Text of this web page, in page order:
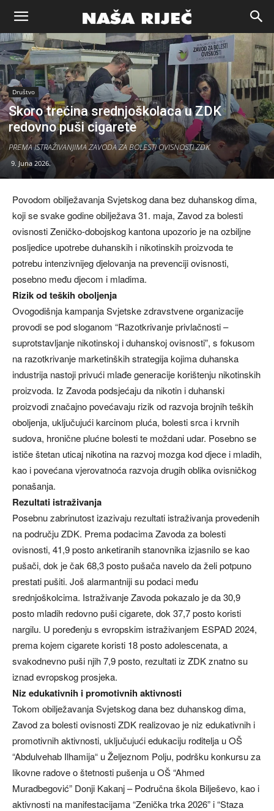
Naša
riječ
Zenica
Društvo
Skoro trećina srednjoškolaca u ZDK
redovno puši cigarete
PREMA ISTRAŽIVANJIMA ZAVODA ZA BOLESTI OVISNOSTI ZDK
9. Juna 2026.
Povodom obilježavanja Svjetskog dana bez duhanskog dima,
koji se svake godine obilježava 31. maja, Zavod za bolesti
ovisnosti Zeničko-dobojskog kantona upozorio je na ozbiljne
posljedice upotrebe duhanskih i nikotinskih proizvoda te
potrebu intenzivnijeg djelovanja na prevenciji ovisnosti,
posebno među djecom i mladima.
Rizik od teških oboljenja
Ovogodišnja kampanja Svjetske zdravstvene organizacije
provodi se pod sloganom “Razotkrivanje privlačnosti –
suprotstavljanje nikotinskoj i duhanskoj ovisnosti”, s fokusom
na razotkrivanje marketinških strategija kojima duhanska
industrija nastoji privući mlađe generacije korištenju nikotinskih
proizvoda. Iz Zavoda podsjećaju da nikotin i duhanski
proizvodi značajno povećavaju rizik od razvoja brojnih teških
oboljenja, uključujući karcinom pluća, bolesti srca i krvnih
sudova, hronične plućne bolesti te moždani udar. Posebno se
ističe štetan uticaj nikotina na razvoj mozga kod djece i mladih,
kao i povećana vjerovatnoća razvoja drugih oblika ovisničkog
ponašanja.
Rezultati istraživanja
Posebnu zabrinutost izazivaju rezultati istraživanja provedenih
na području ZDK. Prema podacima Zavoda za bolesti
ovisnosti, 41,9 posto anketiranih stanovnika izjasnilo se kao
pušači, dok je čak 68,3 posto pušača navelo da želi potpuno
prestati pušiti. Još alarmantniji su podaci među
srednjoškolcima. Istraživanje Zavoda pokazalo je da 30,9
posto mladih redovno puši cigarete, dok 37,7 posto koristi
nargilu. U poređenju s evropskim istraživanjem ESPAD 2024,
prema kojem cigarete koristi 18 posto adolescenata, a
svakodnevno puši njih 7,9 posto, rezultati iz ZDK znatno su
iznad evropskog prosjeka.
Niz edukativnih i promotivnih aktivnosti
Tokom obilježavanja Svjetskog dana bez duhanskog dima,
Zavod za bolesti ovisnosti ZDK realizovao je niz edukativnih i
promotivnih aktivnosti, uključujući edukaciju roditelja u OŠ
“Abdulvehab Ilhamija“ u Željeznom Polju, podršku konkursu za
likovne radove o štetnosti pušenja u OŠ “Ahmed
Muradbegović” Donji Kakanj – Područna škola Bilješevo, kao i
aktivnosti na manifestacijama “Zenička trka 2026” i “Staza